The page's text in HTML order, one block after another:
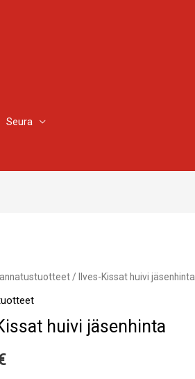
Seura
/ Ilves-Kissat huivi jäsenhinta
huivi jäsenhinta